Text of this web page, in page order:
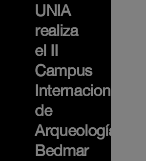
UNIA
realiza
el II
Campus
Internacional
de
Arqueología
Bedmar